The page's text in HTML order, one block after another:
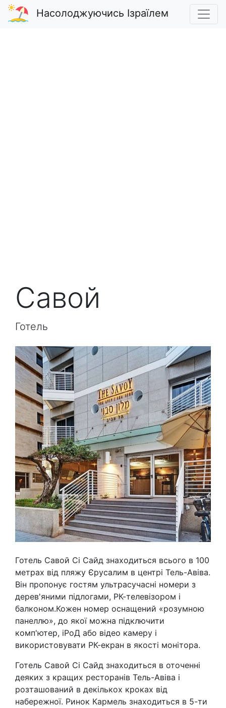
Насолоджуючись Ізраїлем
Савой
Готель
Готель Савой Сі Сайд знаходиться всього в 100
метрах від пляжу Єрусалим в центрі Тель-Авіва.
Він пропонує гостям ультрасучасні номери з
дерев'яними підлогами, РК-телевізором і
балконом.Кожен номер оснащений «розумною
панеллю», до якої можна підключити
комп'ютер, iPoД або відео камеру і
використовувати РК-екран в якості монітора.
Готель Савой Сі Сайд знаходиться в оточенні
деяких з кращих ресторанів Тель-Авіва і
розташований в декількох кроках від
набережної. Ринок Кармель знаходиться в 5-ти